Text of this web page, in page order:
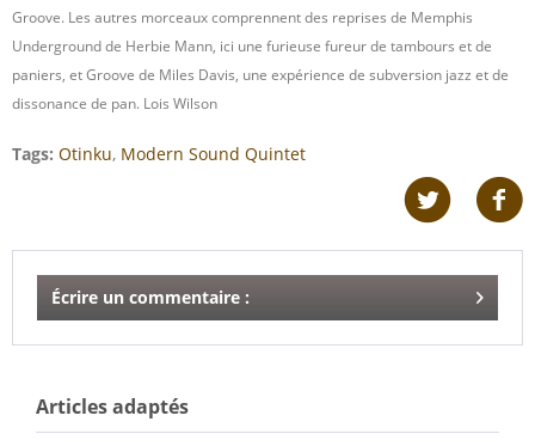
Groove. Les autres morceaux comprennent des reprises de Memphis
Underground de Herbie Mann, ici une furieuse fureur de tambours et de
paniers, et Groove de Miles Davis, une expérience de subversion jazz et de
dissonance de pan. Lois Wilson
Tags: Otinku, Modern Sound Quintet
Écrire un commentaire :
Articles adaptés